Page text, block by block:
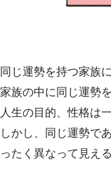
同じ運勢を持つ家族
家族の中に同じ運勢
人生の目的、性格は
しかし、同じ運勢で
ったく異なって見え